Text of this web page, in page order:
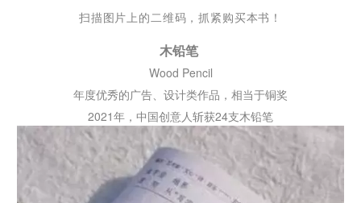
扫描图片上的二维码，抓紧购买本书！
木铅笔
Wood Pencil
年度优秀的广告、设计类作品，相当于铜奖
2021年，中国创意人斩获24支木铅笔